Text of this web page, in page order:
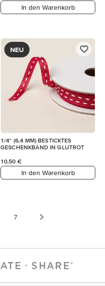
In den Warenkorb
NEU
1/4" (6,4 MM) BESTICKTES
GESCHENKBAND IN GLUTROT
10,50 €
In den Warenkorb
7